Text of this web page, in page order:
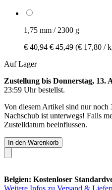
1,75 mm / 2300 g
€ 40,94 € 45,49 (€ 17,80 /
Auf Lager
Zustellung bis Donnerstag, 13.
23:59 Uhrbestellst.
Von diesem Artikel sind nur noch
Nachschub ist unterwegs! Falls
Zustelldatum beeinflussen.
In den Warenkorb
Belgien: Kostenloser
Weitere Infos zu Versand &